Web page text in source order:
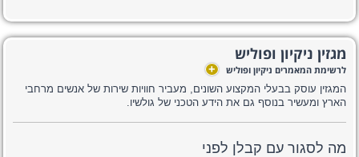
מגזין ניקיון ופוליש
לרשימת המאמרים ניקיון ופוליש +
המגזין עוסק בבעלי המקצוע השונים, מעביר חוויות שירות של אנשים מרחבי
הארץ ומעשיר בנוסף גם את הידע הטכני של גולשיו.
מה לסגור עם קבלן לפני